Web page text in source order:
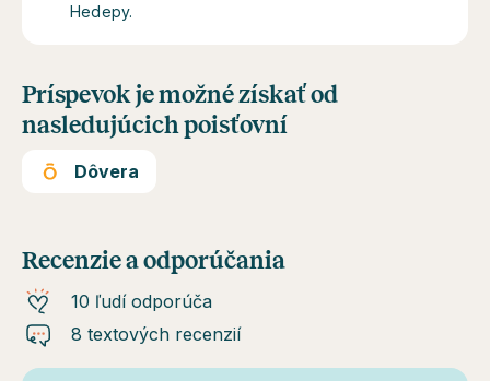
Hedepy.
Príspevok je možné získať od
nasledujúcich poisťovní
Dôvera
Recenzie a odporúčania
10 ľudí odporúča
8 textových recenzií